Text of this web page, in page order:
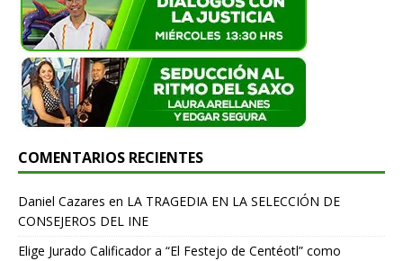
COMENTARIOS RECIENTES
Daniel Cazares en LA TRAGEDIA EN LA SELECCIÓN DE
CONSEJEROS DEL INE
Elige Jurado Calificador a “El Festejo de Centéotl” como